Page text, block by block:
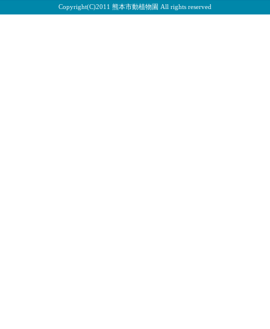
Copyright(C)2011 熊本市動植物園 All rights reserved